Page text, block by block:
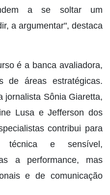
a se soltar um
a argumentar", destaca
é a banca avaliadora,
de áreas estratégicas.
jornalista Sônia Giaretta,
Lusa e Jefferson dos
contribui para
técnica e sensível,
a performance, mas
e de comunicação